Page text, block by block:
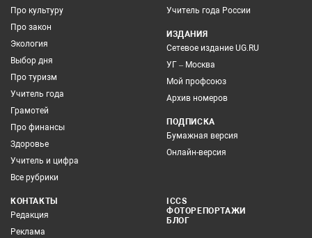
Про культуру
Про закон
Экология
Выбор дня
Про туризм
Учитель года
Грамотей
Про финансы
Здоровье
Учитель и цифра
Все рубрики
Учитель года России
ИЗДАНИЯ
Сетевое издание UG.RU
УГ – Москва
Мой профсоюз
Архив номеров
ПОДПИСКА
Бумажная версия
Онлайн-версия
КОНТАКТЫ
Редакция
Реклама
ICCS
ФОТОРЕПОРТАЖИ
БЛОГ